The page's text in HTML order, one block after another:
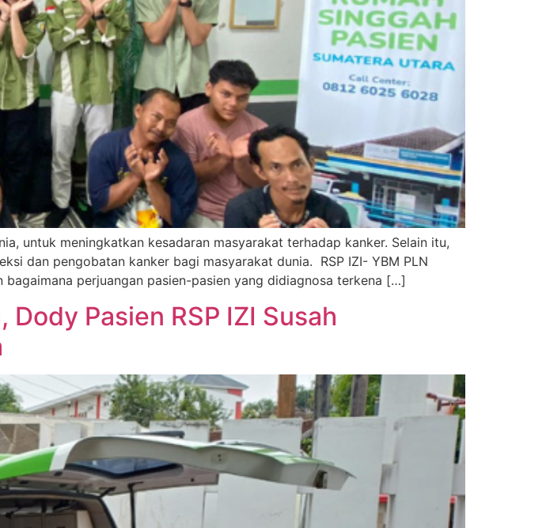
untuk meningkatkan kesadaran masyarakat terhadap kanker. Selain itu,
dan pengobatan kanker bagi masyarakat dunia. RSP IZI- YBM PLN
perjuangan pasien-pasien yang didiagnosa terkena […]
Pasien RSP IZI Susah